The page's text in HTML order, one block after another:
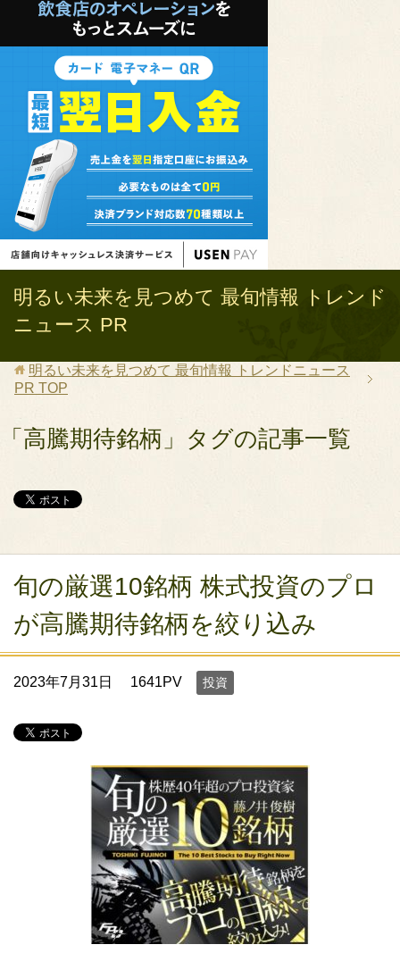
明るい未来を見つめて 最旬情報 トレンド
ニュース PR
明るい未来を見つめて 最旬情報 トレンドニュース
PR TOP
「高騰期待銘柄」タグの記事一覧
旬の厳選10銘柄 株式投資のプロ
が高騰期待銘柄を絞り込み
2023年7月31日 1641PV 投資